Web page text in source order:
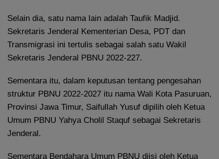
Selain dia, satu nama lain adalah Taufik Madjid.
Sekretaris Jenderal Kementerian Desa, PDT dan
Transmigrasi ini tertulis sebagai salah satu Wakil
Sekretaris Jenderal PBNU 2022-227.
Sementara itu, dalam keputusan tentang pengesahan
struktur PBNU 2022-2027 itu nama Wali Kota Pasuruan,
Provinsi Jawa Timur, Saifullah Yusuf dipilih oleh Ketua
Umum PBNU Yahya Cholil Staquf sebagai Sekretaris
Jenderal.
Sementara Bendahara Umum PBNU diisi oleh Ketua